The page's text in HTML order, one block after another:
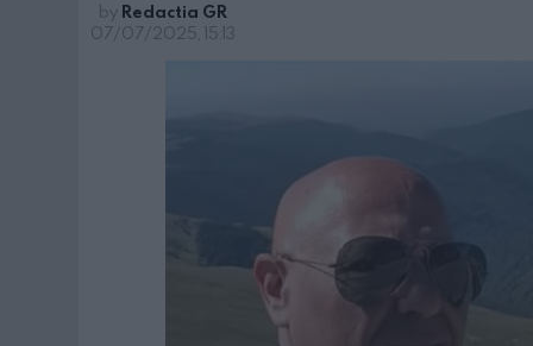
by Redactia GR
07/07/2025, 15:13